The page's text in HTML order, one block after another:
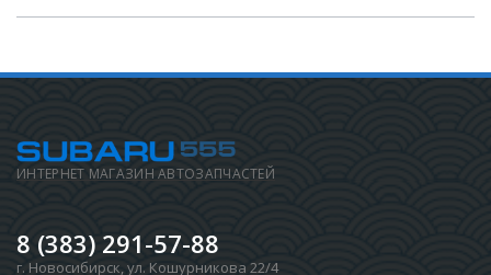
ИНТЕРНЕТ МАГАЗИН АВТОЗАПЧАСТЕЙ
8 (383) 291-57-88
г. Новосибирск,ул. Кошурникова 22/4